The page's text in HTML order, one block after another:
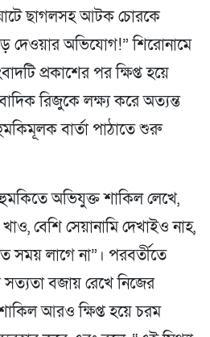
ছাগলসহ আটক চোরকে
দেওয়ার অভিযোগ!” শিরোনামে
প্রকাশের পর ক্ষিপ্ত হয়ে
রিজুকে লক্ষ্য করে অত্যন্ত
বার্তা পাঠাতে শুরু
অভিযুক্ত শাকিল লেখে,
বেশি সেয়ানামি দেখাইও নাহ,
সময় লাগে না”। পরবর্তীতে
সত্যতা বজায় রেখে নিজের
আরও ক্ষিপ্ত হয়ে চরম